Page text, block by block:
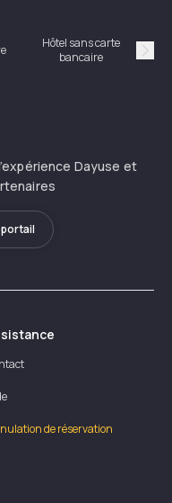
Hôtel sans carte
bancaire
Dayuse et
de réservation